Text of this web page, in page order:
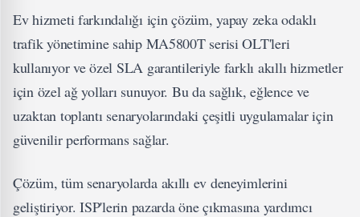
Ev hizmeti farkındalığı için çözüm, yapay zeka odaklı
trafik yönetimine sahip MA5800T serisi OLT'leri
kullanıyor ve özel SLA garantileriyle farklı akıllı hizmetler
için özel ağ yolları sunuyor. Bu da sağlık, eğlence ve
uzaktan toplantı senaryolarındaki çeşitli uygulamalar için
güvenilir performans sağlar.
Çözüm, tüm senaryolarda akıllı ev deneyimlerini
geliştiriyor. ISP'lerin pazarda öne çıkmasına yardımcı